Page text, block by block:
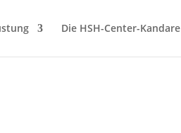
Die HSH-Center-Kandare